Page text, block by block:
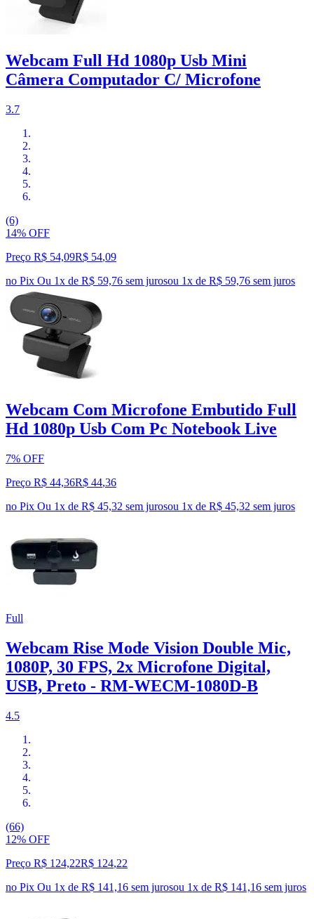
Webcam Full Hd 1080p Usb Mini
Câmera Computador C/ Microfone
3.7
(6)
14% OFF
Preço R$ 54,09R$ 54,09
no Pix Ou 1x de R$ 59,76 sem jurosou 1x de R$ 59,76 sem juros
Webcam Com Microfone Embutido Full
Hd 1080p Usb Com Pc Notebook Live
7% OFF
Preço R$ 44,36R$ 44,36
no Pix Ou 1x de R$ 45,32 sem jurosou 1x de R$ 45,32 sem juros
Full
Webcam Rise Mode Vision Double Mic,
1080P, 30 FPS, 2x Microfone Digital,
USB, Preto - RM-WECM-1080D-B
4.5
(66)
12% OFF
Preço R$ 124,22R$ 124,22
no Pix Ou 1x de R$ 141,16 sem jurosou 1x de R$ 141,16 sem juros